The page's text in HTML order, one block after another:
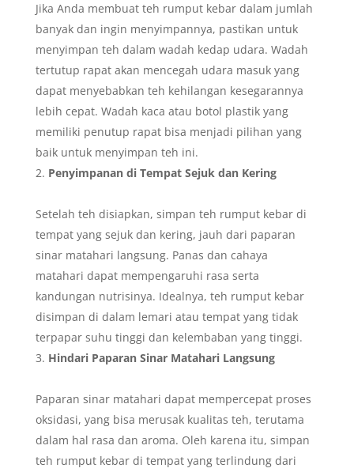
Jika Anda membuat teh rumput kebar dalam jumlah
banyak dan ingin menyimpannya, pastikan untuk
menyimpan teh dalam wadah kedap udara. Wadah
tertutup rapat akan mencegah udara masuk yang
dapat menyebabkan teh kehilangan kesegarannya
lebih cepat. Wadah kaca atau botol plastik yang
memiliki penutup rapat bisa menjadi pilihan yang
baik untuk menyimpan teh ini.
Penyimpanan di Tempat Sejuk dan Kering
Setelah teh disiapkan, simpan teh rumput kebar di
tempat yang sejuk dan kering, jauh dari paparan
sinar matahari langsung. Panas dan cahaya
matahari dapat mempengaruhi rasa serta
kandungan nutrisinya. Idealnya, teh rumput kebar
disimpan di dalam lemari atau tempat yang tidak
terpapar suhu tinggi dan kelembaban yang tinggi.
Hindari Paparan Sinar Matahari Langsung
Paparan sinar matahari dapat mempercepat proses
oksidasi, yang bisa merusak kualitas teh, terutama
dalam hal rasa dan aroma. Oleh karena itu, simpan
teh rumput kebar di tempat yang terlindung dari